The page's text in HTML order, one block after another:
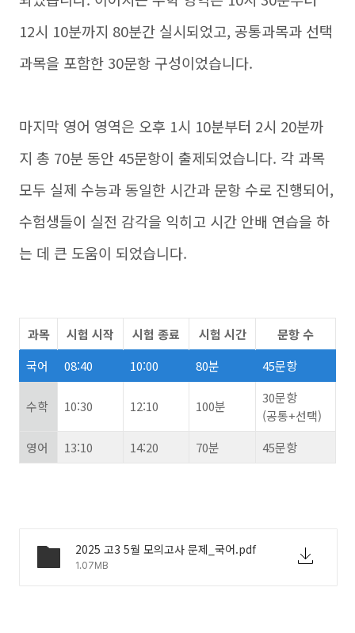
12시 10분까지 80분간 실시되었고, 공통과목과 선택
과목을 포함한 30문항 구성이었습니다.
마지막 영어 영역은 오후 1시 10분부터 2시 20분까
지 총 70분 동안 45문항이 출제되었습니다. 각 과목
모두 실제 수능과 동일한 시간과 문항 수로 진행되어,
수험생들이 실전 감각을 익히고 시간 안배 연습을 하
는 데 큰 도움이 되었습니다.
과목 시험 시작 시험 종료 시험 시간
문항 수
국어
08:40 10:00 80분 45문항
수학 10:30 12:10 100분
30문항
(공통+선택)
영어
13:10 14:20 70분 45문항
2025 고3 5월 모의고사 문제_국어.pdf
1.07MB